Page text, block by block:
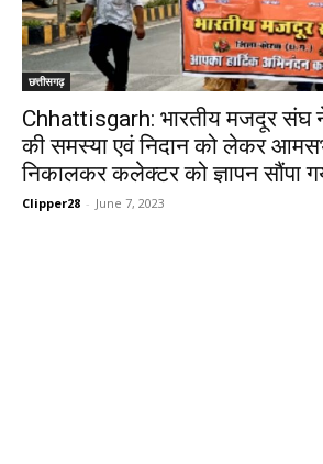
छत्तीसगढ़
Chhattisgarh: भारतीय मजदूर संघ
की समस्या एवं निदान को लेकर
निकालकर कलेक्टर को ज्ञापन सौंपा
Clipper28 - June 7, 2023